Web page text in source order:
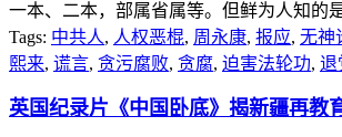
一本、二本，部属省属等。但鲜为人知的
Tags: 中共人, 人权恶棍, 周永康, 报应, 无神
熙来, 谎言, 贪污腐败, 贪腐, 迫害法轮功, 退
英国纪录片《中国卧底》揭新疆再教